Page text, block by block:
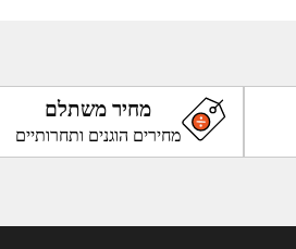
מחיר משתלם
מחירים הוגנים ותחרותיים